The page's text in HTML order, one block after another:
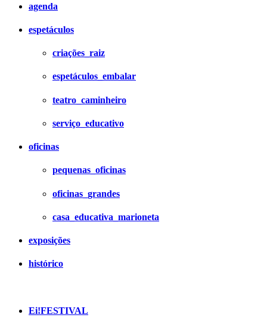
agenda
espetáculos
criações_raiz
espetáculos_embalar
teatro_caminheiro
serviço_educativo
oficinas
pequenas_oficinas
oficinas_grandes
casa_educativa_marioneta
exposições
histórico
Ei!FESTIVAL